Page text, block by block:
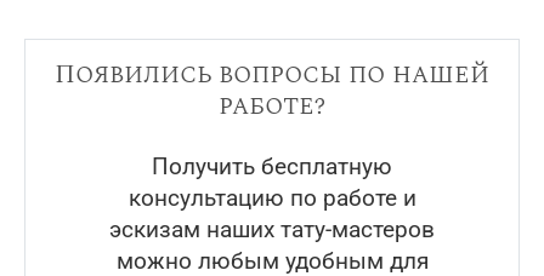
Появились вопросы по нашей
работе?
Получить бесплатную
консультацию по работе и
эскизам наших тату-мастеров
можно любым удобным для